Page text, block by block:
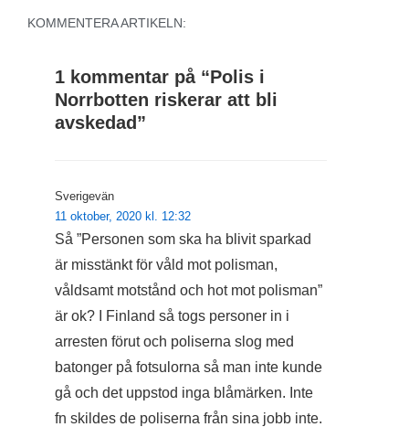
KOMMENTERA ARTIKELN:
1 kommentar på “Polis i
Norrbotten riskerar att bli
avskedad”
Sverigevän
11 oktober, 2020 kl. 12:32
Så ”Personen som ska ha blivit sparkad
är misstänkt för våld mot polisman,
våldsamt motstånd och hot mot polisman”
är ok? I Finland så togs personer in i
arresten förut och poliserna slog med
batonger på fotsulorna så man inte kunde
gå och det uppstod inga blåmärken. Inte
fn skildes de poliserna från sina jobb inte.